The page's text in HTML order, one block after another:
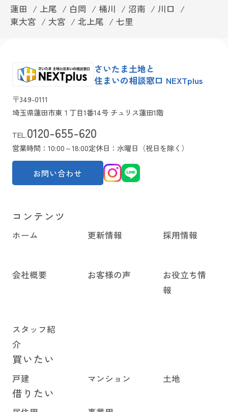
蓮田
上尾 白岡 桶川 沼南
川口
東大宮
大宮 北上尾 七里
さいたま土地と
住まいの相談窓口 NEXTplus
〒349-0111
埼玉県蓮田市東１丁目1番14号 チュリス蓮田1階
TEL.0120-655-620
営業時間：10:00～18:00定休日：水曜日（祝日を除く）
お問い合わせ
コンテンツ
ホーム 更新情報 採用情報
会社概要 お客様の声
お役立ち情
報
スタッフ紹
介
買いたい
戸建 マンション 土地
借りたい